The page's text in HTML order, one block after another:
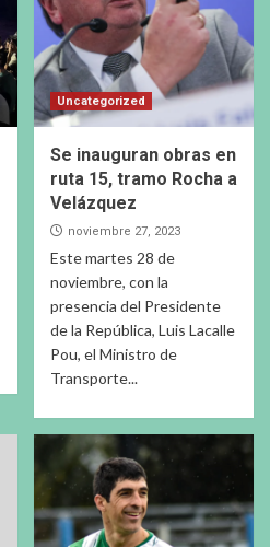
Uncategorized
Se inauguran obras en
ruta 15, tramo Rocha a
Velázquez
noviembre 27, 2023
Este martes 28 de
noviembre, con la
presencia del Presidente
de la República, Luis Lacalle
Pou, el Ministro de
Transporte...